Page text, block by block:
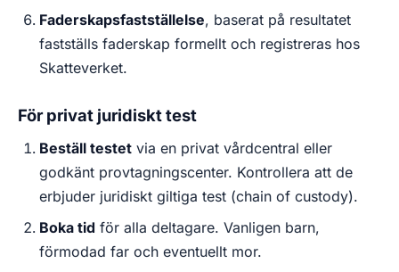
Faderskapsfastställelse, baserat på resultatet
fastställs faderskap formellt och registreras hos
Skatteverket.
För privat juridiskt test
Beställ testet via en privat vårdcentral eller
godkänt provtagningscenter. Kontrollera att de
erbjuder juridiskt giltiga test (chain of custody).
Boka tid för alla deltagare. Vanligen barn,
förmodad far och eventuellt mor.